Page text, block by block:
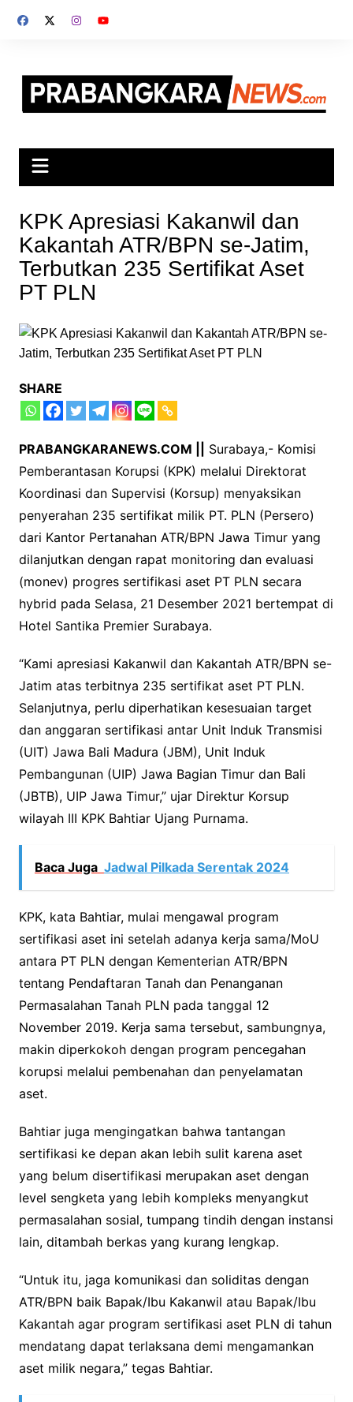
KPK Apresiasi Kakanwil dan
Kakantah ATR/BPN se-Jatim,
Terbutkan 235 Sertifikat Aset
PT PLN
SHARE
PRABANGKARANEWS.COM ||
Surabaya,- Komisi
Pemberantasan Korupsi (KPK) melalui Direktorat
Koordinasi dan Supervisi (Korsup) menyaksikan
penyerahan 235 sertifikat milik PT. PLN (Persero)
dari Kantor Pertanahan ATR/BPN Jawa Timur yang
dilanjutkan dengan rapat monitoring dan evaluasi
(monev) progres sertifikasi aset PT PLN secara
hybrid pada Selasa, 21 Desember 2021 bertempat di
Hotel Santika Premier Surabaya.
“Kami apresiasi Kakanwil dan Kakantah ATR/BPN se-
Jatim atas terbitnya 235 sertifikat aset PT PLN.
Selanjutnya, perlu diperhatikan kesesuaian target
dan anggaran sertifikasi antar Unit Induk Transmisi
(UIT) Jawa Bali Madura (JBM), Unit Induk
Pembangunan (UIP) Jawa Bagian Timur dan Bali
(JBTB), UIP Jawa Timur,” ujar Direktur Korsup
wilayah III KPK Bahtiar Ujang Purnama.
Baca Juga Jadwal Pilkada Serentak 2024
KPK, kata Bahtiar, mulai mengawal program
sertifikasi aset ini setelah adanya kerja sama/MoU
antara PT PLN dengan Kementerian ATR/BPN
tentang Pendaftaran Tanah dan Penanganan
Permasalahan Tanah PLN pada tanggal 12
November 2019. Kerja sama tersebut, sambungnya,
makin diperkokoh dengan program pencegahan
korupsi melalui pembenahan dan penyelamatan
aset.
Bahtiar juga mengingatkan bahwa tantangan
sertifikasi ke depan akan lebih sulit karena aset
yang belum disertifikasi merupakan aset dengan
level sengketa yang lebih kompleks menyangkut
permasalahan sosial, tumpang tindih dengan instansi
lain, ditambah berkas yang kurang lengkap.
“Untuk itu, jaga komunikasi dan soliditas dengan
ATR/BPN baik Bapak/Ibu Kakanwil atau Bapak/Ibu
Kakantah agar program sertifikasi aset PLN di tahun
mendatang dapat terlaksana demi mengamankan
aset milik negara,” tegas Bahtiar.